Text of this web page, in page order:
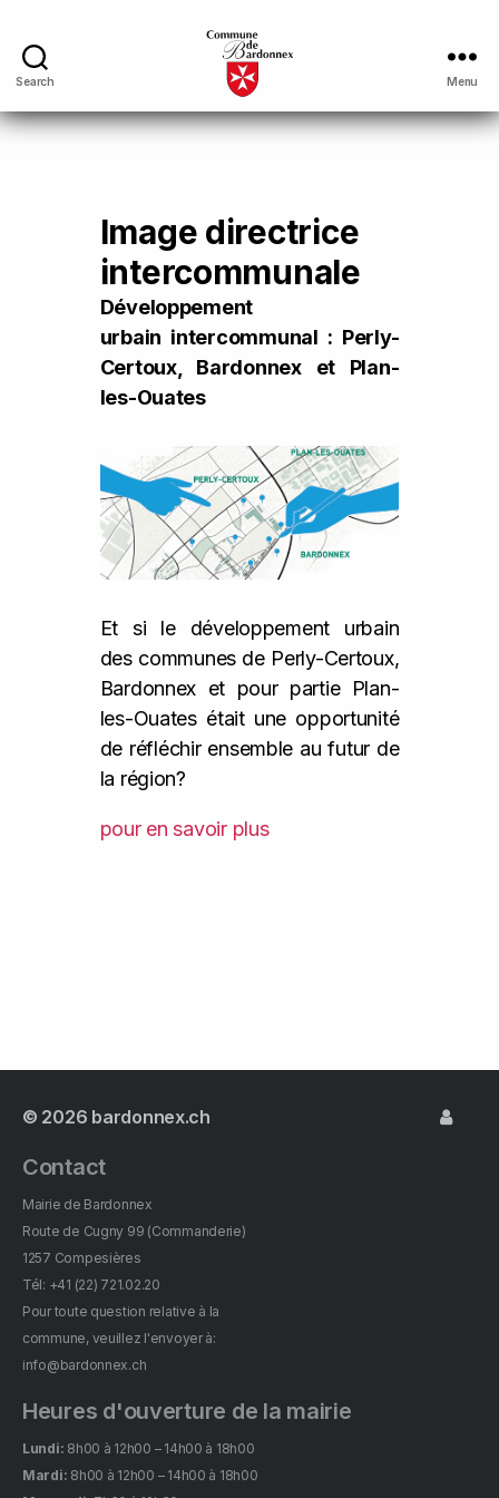
Search Menu
Image directrice
intercommunale
Développement
urbain intercommunal : Perly-
Certoux, Bardonnex et Plan-
les-Ouates
Et si le développement urbain
des communes de Perly-Certoux,
Bardonnex et pour partie Plan-
les-Ouates était une opportunité
de réfléchir ensemble au futur de
la région?
pour en savoir plus
© 2026 bardonnex.ch
Contact
Mairie de Bardonnex
Route de Cugny 99 (Commanderie)
1257 Compesières
Tél: +41 (22) 721.02.20
Pour toute question relative à la
commune, veuillez l'envoyer à:
info@bardonnex.ch
Heures d'ouverture de la mairie
Lundi: 8h00 à 12h00 – 14h00 à 18h00
Mardi: 8h00 à 12h00 – 14h00 à 18h00